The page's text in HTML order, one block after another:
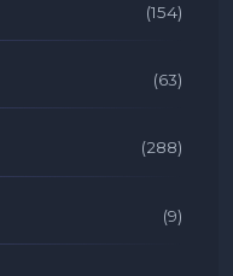
(154)
(63)
(288)
(9)